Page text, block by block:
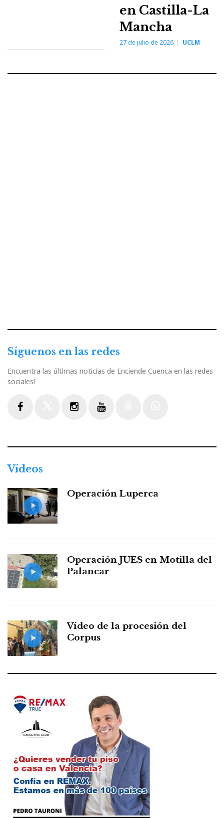
en Castilla-La
Mancha
27 de julio de 2026 UCLM
Síguenos en las redes
Encuentra las últimas noticias de Enciende Cuenca en las redes
sociales!
Vídeos
Operación Luperca
Operación JUES en Motilla del
Palancar
Vídeo de la procesión del
Corpus